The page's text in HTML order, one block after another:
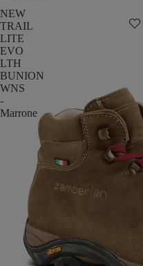
NEW
TRAIL
LITE
EVO
LTH
BUNION
WNS
-
Marrone